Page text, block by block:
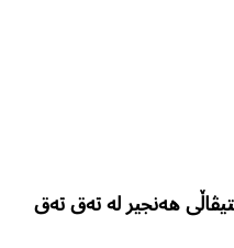
هەنجیر لە تەق تەق